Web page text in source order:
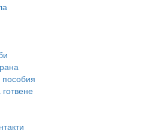
пособия